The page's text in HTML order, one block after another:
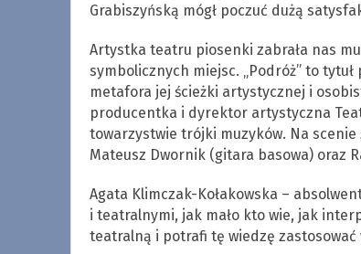
Grabiszyńską mógł poczuć dużą
Artystka teatru piosenki zabrała nas
symbolicznych miejsc. „Podróż” to
metafora jej ścieżki artystycznej i
producentka i dyrektor artystyczna
towarzystwie trójki muzyków. Na
Mateusz Dwornik (gitara basowa) oraz
Agata Klimczak-Kołakowska –
i teatralnymi, jak mało kto wie, jak
teatralną i potrafi tę wiedzę